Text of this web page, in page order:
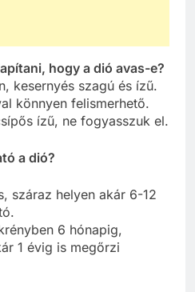
hogy a dió avas-e?
kesernyés szagú és ízű.
könnyen felismerhető.
ízű, ne fogyasszuk el.
a dió?
száraz helyen akár 6-12
6 hónapig,
1 évig is megőrzi